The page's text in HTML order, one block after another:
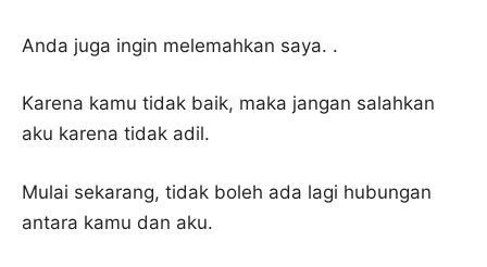
Anda juga ingin melemahkan saya. .
Karena kamu tidak baik, maka jangan salahkan
aku karena tidak adil.
Mulai sekarang, tidak boleh ada lagi hubungan
antara kamu dan aku.